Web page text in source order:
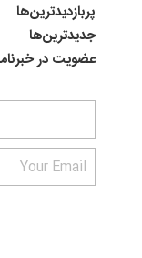
پربازدیدترین‌ها
جدیدترین‌ها
عضویت در